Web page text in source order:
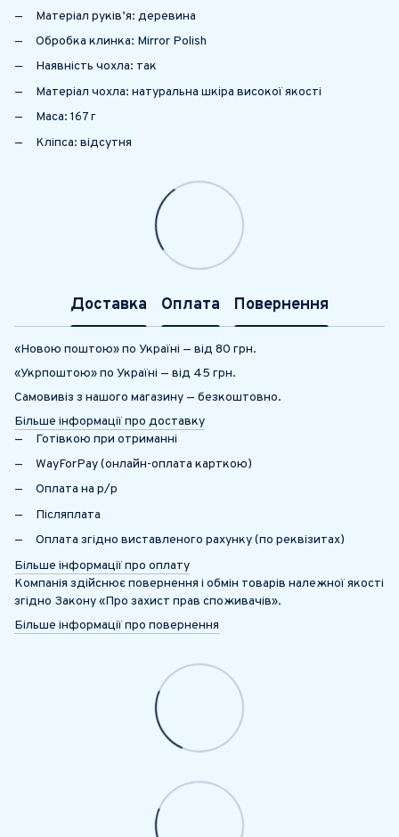
Матеріал руків’я: деревина
Обробка клинка: Mirror Polish
Наявність чохла: так
Матеріал чохла: натуральна шкіра високої якості
Маса: 167 г
Кліпса: відсутня
Доставка Оплата Повернення
«Новою поштою» по Україні — від 80 грн.
«Укрпоштою» по Україні — від 45 грн.
Самовивіз з нашого магазину — безкоштовно.
Більше інформації про доставку
Готівкою при отриманні
WayForPay (онлайн-оплата карткою)
Оплата на р/р
Післяплата
Оплата згідно виставленого рахунку (по реквізитах)
Більше інформації про оплату
Компанія здійснює повернення і обмін товарів належної якості
згідно Закону «Про захист прав споживачів».
Більше інформації про повернення